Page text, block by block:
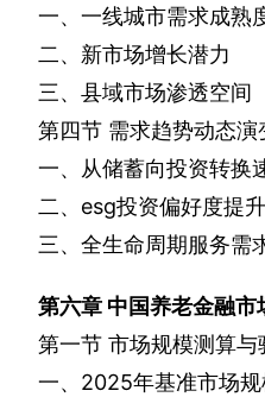
一、一线城市需求成熟
二、新市场增长潜力
三、县域市场渗透空间
第四节 需求趋势动态演
一、从储蓄向投资转换
二、 esg投资偏好度提升
三、全生命周期服务需
第六章 中国养老金融市
第一节 市场规模测算与
一、 2025年基准市场规